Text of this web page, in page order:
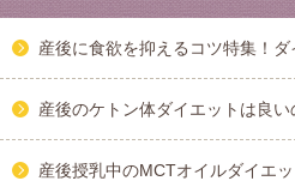
産後に食欲を抑えるコツ特集！
産後のケトン体ダイエットは良い
産後授乳中のMCTオイルダイエ